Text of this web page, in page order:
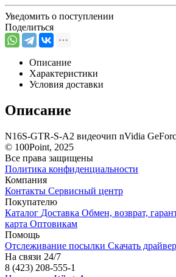
Уведомить о поступлении
Поделиться
Описание
Характеристики
Условия доставки
Описание
N16S-GTR-S-A2 видеочип nVidia
© 100Point, 2025
Все права защищены
Политика конфиденциальности
Компания
Контакты Сервисный центр
Покупателю
Каталог Доставка Обмен, возврат,
карта Оптовикам
Помощь
Отслеживание посылки Скачать
На связи 24/7
8 (423) 208-555-1